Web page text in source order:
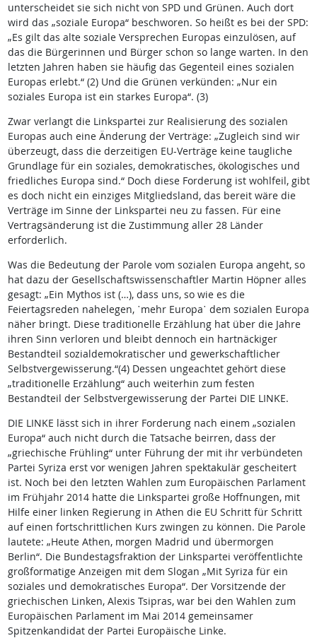
unterscheidet sie sich nicht von SPD und Grünen. Auch dort
wird das „soziale Europa“ beschworen. So heißt es bei der SPD:
„Es gilt das alte soziale Versprechen Europas einzulösen, auf
das die Bürgerinnen und Bürger schon so lange warten. In den
letzten Jahren haben sie häufig das Gegenteil eines sozialen
Europas erlebt.“ (2) Und die Grünen verkünden: „Nur ein
soziales Europa ist ein starkes Europa“. (3)
Zwar verlangt die Linkspartei zur Realisierung des sozialen
Europas auch eine Änderung der Verträge: „Zugleich sind wir
überzeugt, dass die derzeitigen EU-Verträge keine taugliche
Grundlage für ein soziales, demokratisches, ökologisches und
friedliches Europa sind.“ Doch diese Forderung ist wohlfeil, gibt
es doch nicht ein einziges Mitgliedsland, das bereit wäre die
Verträge im Sinne der Linkspartei neu zu fassen. Für eine
Vertragsänderung ist die Zustimmung aller 28 Länder
erforderlich.
Was die Bedeutung der Parole vom sozialen Europa angeht, so
hat dazu der Gesellschaftswissenschaftler Martin Höpner alles
gesagt: „Ein Mythos ist (…), dass uns, so wie es die
Feiertagsreden nahelegen, ῾mehr Europa῾ dem sozialen Europa
näher bringt. Diese traditionelle Erzählung hat über die Jahre
ihren Sinn verloren und bleibt dennoch ein hartnäckiger
Bestandteil sozialdemokratischer und gewerkschaftlicher
Selbstvergewisserung.“(4) Dessen ungeachtet gehört diese
„traditionelle Erzählung“ auch weiterhin zum festen
Bestandteil der Selbstvergewisserung der Partei DIE LINKE.
DIE LINKE lässt sich in ihrer Forderung nach einem „sozialen
Europa“ auch nicht durch die Tatsache beirren, dass der
„griechische Frühling“ unter Führung der mit ihr verbündeten
Partei Syriza erst vor wenigen Jahren spektakulär gescheitert
ist. Noch bei den letzten Wahlen zum Europäischen Parlament
im Frühjahr 2014 hatte die Linkspartei große Hoffnungen, mit
Hilfe einer linken Regierung in Athen die EU Schritt für Schritt
auf einen fortschrittlichen Kurs zwingen zu können. Die Parole
lautete: „Heute Athen, morgen Madrid und übermorgen
Berlin“. Die Bundestagsfraktion der Linkspartei veröffentlichte
großformatige Anzeigen mit dem Slogan „Mit Syriza für ein
soziales und demokratisches Europa“. Der Vorsitzende der
griechischen Linken, Alexis Tsipras, war bei den Wahlen zum
Europäischen Parlament im Mai 2014 gemeinsamer
Spitzenkandidat der Partei Europäische Linke.